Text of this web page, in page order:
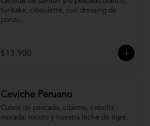
furikake, ciboulette, con dressing de
ponzu.
$13.900
Ceviche Peruano
Cubos de pescado, cilántro, cebolla
morada, rocoto y nuestra leche de tigre.